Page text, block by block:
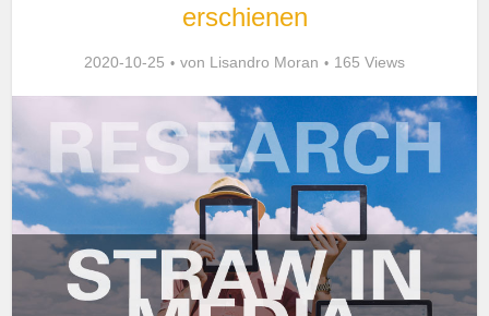
erschienen
2020-10-25 von Lisandro Moran 165 Views